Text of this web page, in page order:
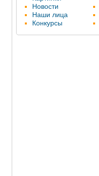
Новости
Наши лица
Конкурсы